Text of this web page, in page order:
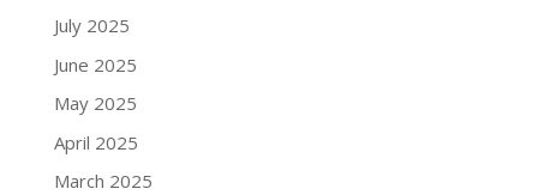
July 2025
June 2025
May 2025
April 2025
March 2025